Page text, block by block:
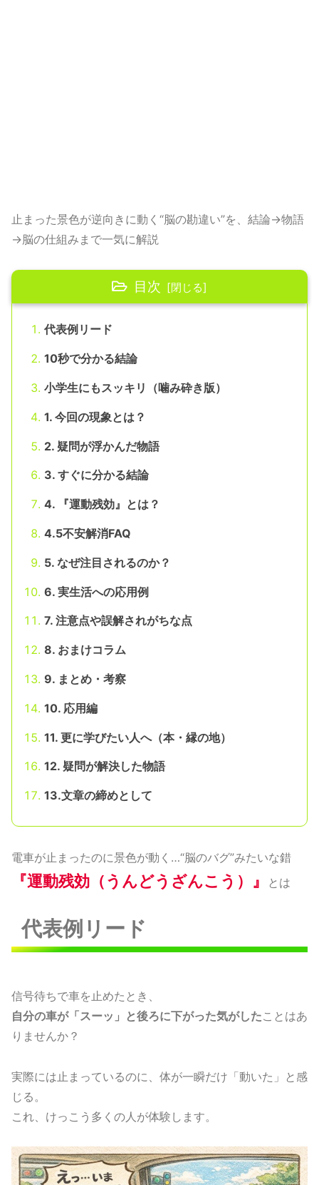
止まった景色が逆向きに動く“脳の勘違い”を、結論→物語
→脳の仕組みまで一気に解説
目次
代表例リード
10秒で分かる結論
小学生にもスッキリ（噛み砕き版）
1. 今回の現象とは？
2. 疑問が浮かんだ物語
3. すぐに分かる結論
4. 『運動残効』とは？
4.5不安解消FAQ
5. なぜ注目されるのか？
6. 実生活への応用例
7. 注意点や誤解されがちな点
8. おまけコラム
9. まとめ・考察
10. 応用編
11. 更に学びたい人へ（本・縁の地）
12. 疑問が解決した物語
13.文章の締めとして
電車が止まったのに景色が動く…“脳のバグ”みたいな錯
『運動残効（うんどうざんこう）』 とは
代表例リード
信号待ちで車を止めたとき、
自分の車が「スーッ」と後ろに下がった気がしたことはあ
りませんか？
実際には止まっているのに、体が一瞬だけ「動いた」と感
じる。
これ、けっこう多くの人が体験します。